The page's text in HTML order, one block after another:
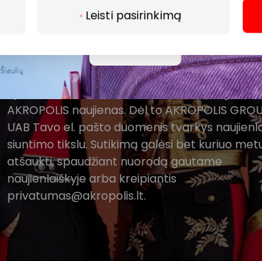
Leisti pasirinkimą
Spustelėdamas „Prenumeruoti“ sutinki gauti
AKROPOLIS naujienas. Dėl to AKROPOLIS
UAB Tavo el. pašto duomenis tvarkys
siuntimo tikslu. Sutikimą galėsi bet kuriuo
atšaukti, spaudžiant nuorodą gautame
naujienlaiškyje arba kreipiantis
privatumas@akropolis.lt.